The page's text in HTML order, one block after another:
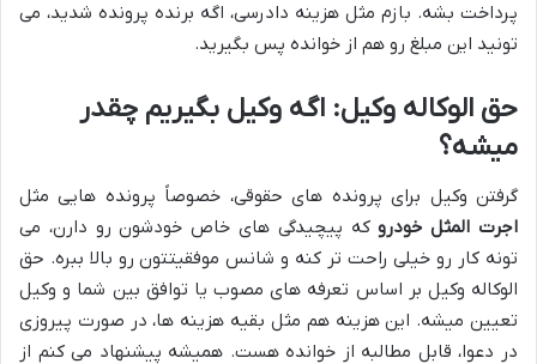
پرداخت بشه. بازم مثل هزینه دادرسی، اگه برنده پرونده شدید، می
تونید این مبلغ رو هم از خوانده پس بگیرید.
حق الوکاله وکیل: اگه وکیل بگیریم چقدر
میشه؟
گرفتن وکیل برای پرونده های حقوقی، خصوصاً پرونده هایی مثل
اجرت المثل خودروکه پیچیدگی های خاص خودشون رو دارن، می
تونه کار رو خیلی راحت تر کنه و شانس موفقیتتون رو بالا ببره. حق
الوکاله وکیل بر اساس تعرفه های مصوب یا توافق بین شما و وکیل
تعیین میشه. این هزینه هم مثل بقیه هزینه ها، در صورت پیروزی
در دعوا، قابل مطالبه از خوانده هست. همیشه پیشنهاد می کنم از